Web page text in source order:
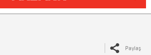
Paylaş